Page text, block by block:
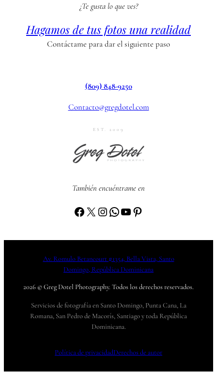
¿Te gusta lo que ves?
Hagamos de tus fotos una realidad
Contáctame para dar el siguiente paso
(809) 848-9250
Contacto@gregdotel.com
EST. 2009
También encuéntrame en
Facebook X Instagram WhatsApp YouTube Pinterest
Av. Romulo Betancourt #1354, Bella Vista, Santo
Domingo, República Dominicana
2026 © Greg Dotel Photography. Todos los derechos reservados.
Servicios de fotografía en Santo Domingo, Punta Cana, La
Romana, San Pedro de Macorís, Santiago y toda República
Dominicana.
Política de privacidadDerechos de autor